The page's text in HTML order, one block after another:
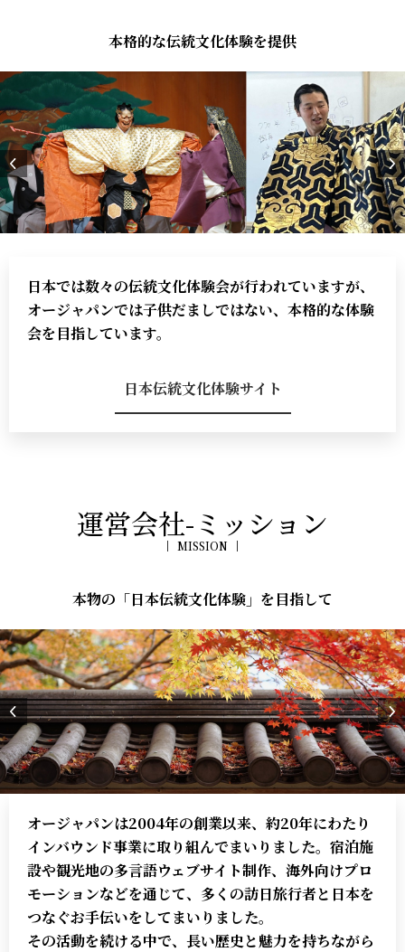
本格的な伝統文化体験を提供
日本では数々の伝統文化体験会が行われていますが、
オージャパンでは子供だましではない、本格的な体験
会を目指しています。
日本伝統文化体験サイト
運営会社-ミッション
MISSION
本物の「日本伝統文化体験」を目指して
オージャパンは2004年の創業以来、約20年にわたり
インバウンド事業に取り組んでまいりました。宿泊施
設や観光地の多言語ウェブサイト制作、海外向けプロ
モーションなどを通じて、多くの訪日旅行者と日本を
つなぐお手伝いをしてまいりました。
その活動を続ける中で、長い歴史と魅力を持ちながら